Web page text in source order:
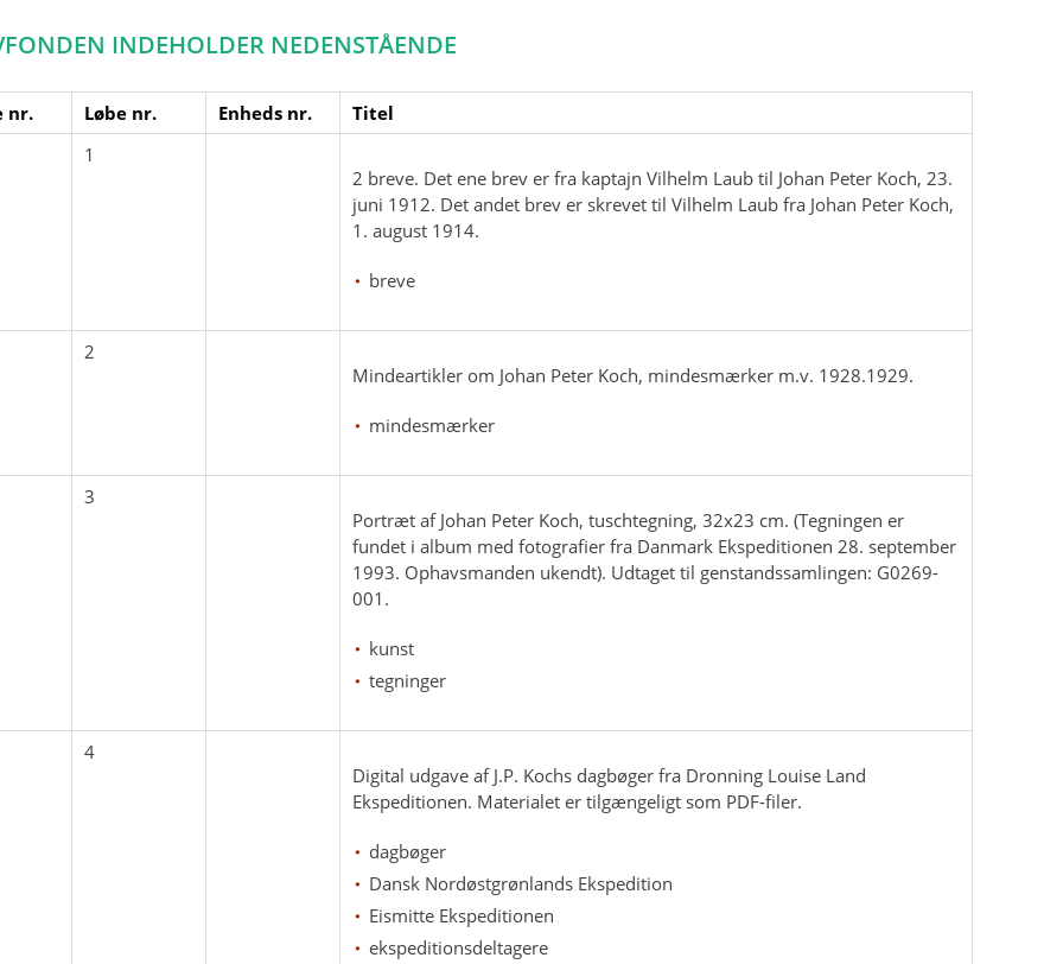
INDEHOLDER NEDENSTÅENDE
nr. Løbe nr. Enheds nr.
Titel
1
2 breve. Det ene brev er fra kaptajn Vilhelm Laub til Johan Peter Koch, 23.
juni 1912. Det andet brev er skrevet til Vilhelm Laub fra Johan Peter Koch,
1. august 1914.
breve
2
Mindeartikler om Johan Peter Koch, mindesmærker m.v. 1928.1929.
mindesmærker
3
Portræt af Johan Peter Koch, tuschtegning, 32x23 cm. (Tegningen er
fundet i album med fotografier fra Danmark Ekspeditionen 28. september
1993. Ophavsmanden ukendt). Udtaget til genstandssamlingen: G0269-
001.
kunst
tegninger
4
Digital udgave af J.P. Kochs dagbøger fra Dronning Louise Land
Ekspeditionen. Materialet er tilgængeligt som PDF-filer.
dagbøger
Dansk Nordøstgrønlands Ekspedition
Eismitte Ekspeditionen
ekspeditionsdeltagere